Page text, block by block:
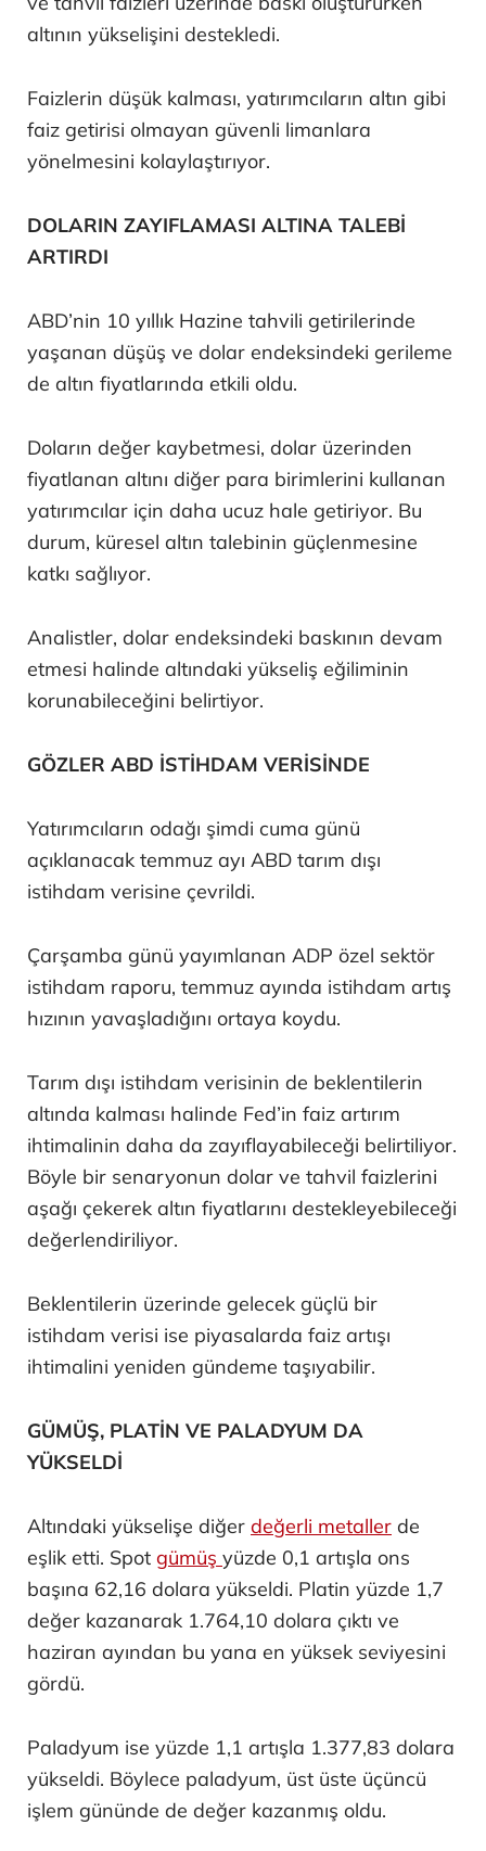
altının yükselişini destekledi.
Faizlerin düşük kalması, yatırımcıların altın gibi
faiz getirisi olmayan güvenli limanlara
yönelmesini kolaylaştırıyor.
DOLARIN ZAYIFLAMASI ALTINA TALEBİ
ARTIRDI
ABD’nin 10 yıllık Hazine tahvili getirilerinde
yaşanan düşüş ve dolar endeksindeki gerileme
de altın fiyatlarında etkili oldu.
Doların değer kaybetmesi, dolar üzerinden
fiyatlanan altını diğer para birimlerini kullanan
yatırımcılar için daha ucuz hale getiriyor. Bu
durum, küresel altın talebinin güçlenmesine
katkı sağlıyor.
Analistler, dolar endeksindeki baskının devam
etmesi halinde altındaki yükseliş eğiliminin
korunabileceğini belirtiyor.
GÖZLER ABD İSTİHDAM VERİSİNDE
Yatırımcıların odağı şimdi cuma günü
açıklanacak temmuz ayı ABD tarım dışı
istihdam verisine çevrildi.
Çarşamba günü yayımlanan ADP özel sektör
istihdam raporu, temmuz ayında istihdam artış
hızının yavaşladığını ortaya koydu.
Tarım dışı istihdam verisinin de beklentilerin
altında kalması halinde Fed’in faiz artırım
ihtimalinin daha da zayıflayabileceği belirtiliyor.
Böyle bir senaryonun dolar ve tahvil faizlerini
aşağı çekerek altın fiyatlarını destekleyebileceği
değerlendiriliyor.
Beklentilerin üzerinde gelecek güçlü bir
istihdam verisi ise piyasalarda faiz artışı
ihtimalini yeniden gündeme taşıyabilir.
GÜMÜŞ, PLATİN VE PALADYUM DA
YÜKSELDİ
Altındaki yükselişe diğer değerli metaller de
eşlik etti. Spot gümüş yüzde 0,1 artışla ons
başına 62,16 dolara yükseldi. Platin yüzde 1,7
değer kazanarak 1.764,10 dolara çıktı ve
haziran ayından bu yana en yüksek seviyesini
gördü.
Paladyum ise yüzde 1,1 artışla 1.377,83 dolara
yükseldi. Böylece paladyum, üst üste üçüncü
işlem gününde de değer kazanmış oldu.